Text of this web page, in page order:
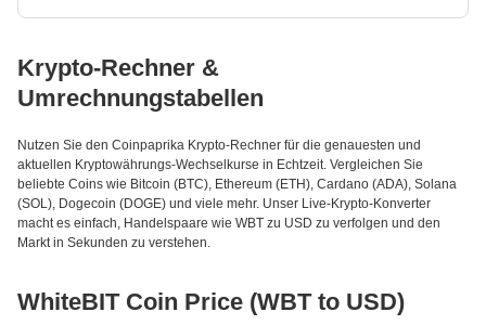
Krypto-Rechner &
Umrechnungstabellen
Nutzen Sie den Coinpaprika Krypto-Rechner für die genauesten und
aktuellen Kryptowährungs-Wechselkurse in Echtzeit. Vergleichen Sie
beliebte Coins wie Bitcoin (BTC), Ethereum (ETH), Cardano (ADA), Solana
(SOL), Dogecoin (DOGE) und viele mehr. Unser Live-Krypto-Konverter
macht es einfach, Handelspaare wie WBT zu USD zu verfolgen und den
Markt in Sekunden zu verstehen.
WhiteBIT Coin Price (WBT to USD)